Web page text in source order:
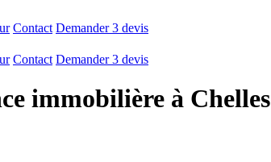
Contact Demander 3 devis
Contact Demander 3 devis
immobilière à Chelles